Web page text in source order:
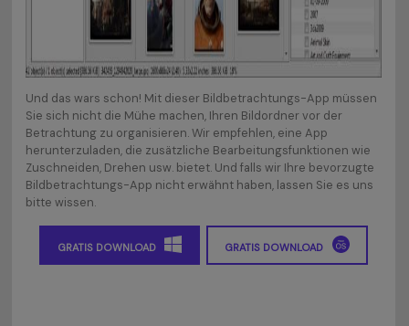
Und das wars schon! Mit dieser Bildbetrachtungs-App müssen
Sie sich nicht die Mühe machen, Ihren Bildordner vor der
Betrachtung zu organisieren. Wir empfehlen, eine App
herunterzuladen, die zusätzliche Bearbeitungsfunktionen wie
Zuschneiden, Drehen usw. bietet. Und falls wir Ihre bevorzugte
Bildbetrachtungs-App nicht erwähnt haben, lassen Sie es uns
bitte wissen.
GRATIS DOWNLOAD GRATIS DOWNLOAD